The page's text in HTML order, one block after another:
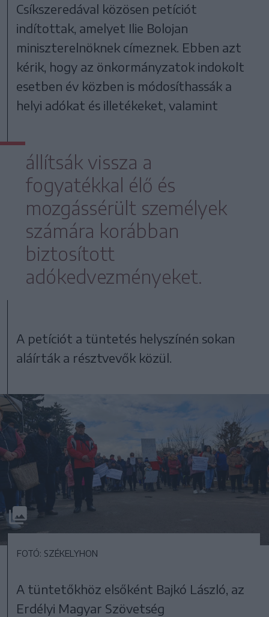
Csíkszeredával közösen petíciót
indítottak, amelyet Ilie Bolojan
miniszterelnöknek címeznek. Ebben azt
kérik, hogy az önkormányzatok indokolt
esetben év közben is módosíthassák a
helyi adókat és illetékeket, valamint
állítsák vissza a
fogyatékkal élő és
mozgássérült személyek
számára korábban
biztosított
adókedvezményeket.
A petíciót a tüntetés helyszínén sokan
aláírták a résztvevők közül.
FOTÓ: SZÉKELYHON
A tüntetőkhöz elsőként Bajkó László, az
Erdélyi Magyar Szövetség